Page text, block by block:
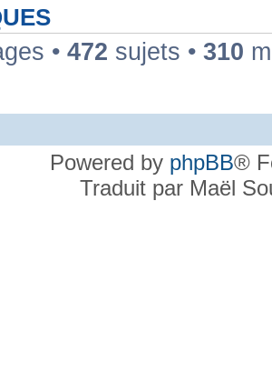
• 472 sujets • 310
Powered by phpBB®
Traduit par Maël